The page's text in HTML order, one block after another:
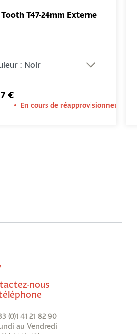
T47-24mm Externe
€
En cours de réapprovisionnement
nous
(0)1 41 21 82 90
au Vendredi